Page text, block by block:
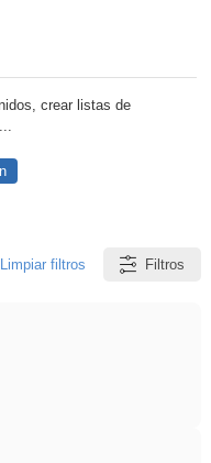
crear listas de
Limpiar filtros Filtros